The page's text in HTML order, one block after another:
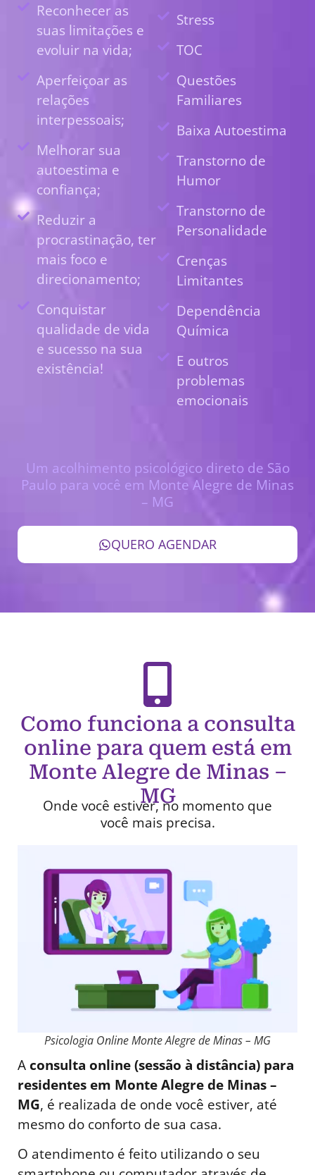
Reconhecer as
suas limitações e
evoluir na vida;
Aperfeiçoar as
relações
interpessoais;
Melhorar sua
autoestima e
confiança;
Reduzir a
procrastinação, ter
mais foco e
direcionamento;
Conquistar
qualidade de vida
e sucesso na sua
existência!
Stress
TOC
Questões
Familiares
Baixa Autoestima
Transtorno de
Humor
Transtorno de
Personalidade
Crenças
Limitantes
Dependência
Química
E outros
problemas
emocionais
Um acolhimento psicológico direto de São
Paulo para você em Monte Alegre de Minas
– MG
QUERO AGENDAR
Como funciona a consulta
online para quem está em
Monte Alegre de Minas –
MG
Onde você estiver, no momento que
você mais precisa.
Psicologia Online Monte Alegre de Minas – MG
Aconsulta online (sessão à distância) para
residentes em Monte Alegre de Minas –
MG, é realizada de onde você estiver, até
mesmo do conforto de sua casa.
O atendimento é feito utilizando o seu